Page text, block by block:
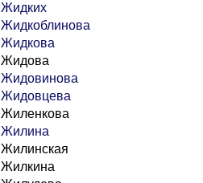
Жидких
Жидкоблинова
Жидкова
Жидова
Жидовинова
Жидовцева
Жиленкова
Жилина
Жилинская
Жилкина